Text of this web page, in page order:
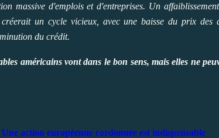
massive d'emplois et d'entreprises. Un
un cycle vicieux, avec une baisse du prix des
du crédit.
américains vont dans le bon sens, mais elles ne
Une action européenne cordonnée est indispensable